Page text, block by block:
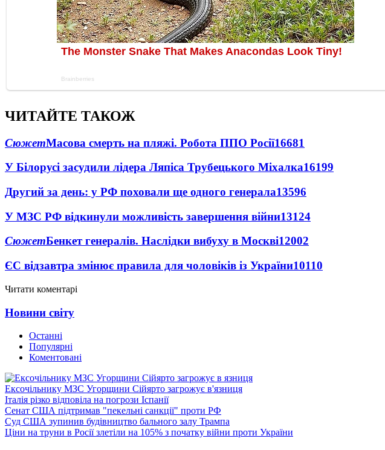
ЧИТАЙТЕ ТАКОЖ
СюжетМасова смерть на пляжі. Робота ППО Росії16681
У Білорусі засудили лідера Ляпіса Трубецького Міхалка16199
Другий за день: у РФ поховали ще одного генерала13596
У МЗС РФ відкинули можливість завершення війни13124
СюжетБенкет генералів. Наслідки вибуху в Москві12002
ЄС відзавтра змінює правила для чоловіків із України10110
Читати коментарі
Новини світу
Останні
Популярні
Коментовані
Ексочільнику МЗС Угорщини Сійярто загрожує в'язниця
Італія різко відповіла на погрози Іспанії
Сенат США підтримав "пекельні санкції" проти РФ
Суд США зупинив будівництво бального залу Трампа
Ціни на труни в Росії злетіли на 105% з початку війни проти України